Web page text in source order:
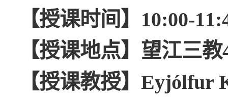
【授课时间】10:00-
【授课地点】望江三教
【授课教授】Eyjólfur